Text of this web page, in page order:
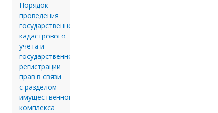
Порядок
проведения
государственного
кадастрового
учета и
государственной
регистрации
прав в связи
с разделом
имущественного
комплекса